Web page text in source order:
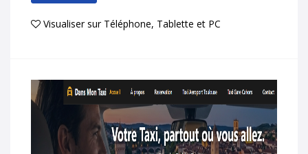
Visualiser sur Téléphone, Tablette et PC